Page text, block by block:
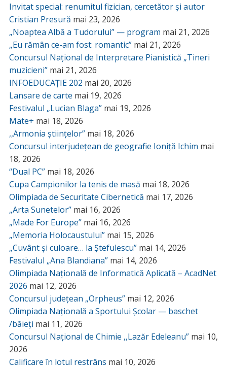
Invitat special: renumitul fizician, cercetător și autor
Cristian Presură mai 23, 2026
„Noaptea Albă a Tudorului” — program mai 21, 2026
„Eu rămân ce-am fost: romantic” mai 21, 2026
Concursul Național de Interpretare Pianistică „Tineri
muzicieni” mai 21, 2026
INFOEDUCAȚIE 202 mai 20, 2026
Lansare de carte mai 19, 2026
Festivalul „Lucian Blaga” mai 19, 2026
Mate+ mai 18, 2026
,,Armonia științelor” mai 18, 2026
Concursul interjudețean de geografie Ioniță Ichim mai
18, 2026
“Dual PC” mai 18, 2026
Cupa Campionilor la tenis de masă mai 18, 2026
Olimpiada de Securitate Cibernetică mai 17, 2026
„Arta Sunetelor” mai 16, 2026
„Made For Europe” mai 16, 2026
„Memoria Holocaustului” mai 15, 2026
„Cuvânt și culoare… la Ștefulescu” mai 14, 2026
Festivalul „Ana Blandiana” mai 14, 2026
Olimpiada Națională de Informatică Aplicată – AcadNet
2026 mai 12, 2026
Concursul județean „Orpheus” mai 12, 2026
Olimpiada Națională a Sportului Școlar — baschet
/băieți mai 11, 2026
Concursul Național de Chimie ,,Lazăr Edeleanu” mai 10,
2026
Calificare în lotul restrâns mai 10, 2026